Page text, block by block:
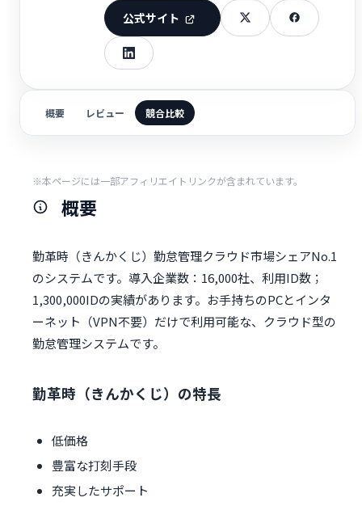
公式サイト
概要 レビュー 競合比較
※本ページには一部アフィリエイトリンクが含まれています。
概要
勤革時（きんかくじ）勤怠管理クラウド市場シェアNo.1
のシステムです。導入企業数：16,000社、利用ID数；
1,300,000IDの実績があります。お手持ちのPCとインタ
ーネット（VPN不要）だけで利用可能な、クラウド型の
勤怠管理システムです。
勤革時（きんかくじ）の特長
低価格
豊富な打刻手段
充実したサポート